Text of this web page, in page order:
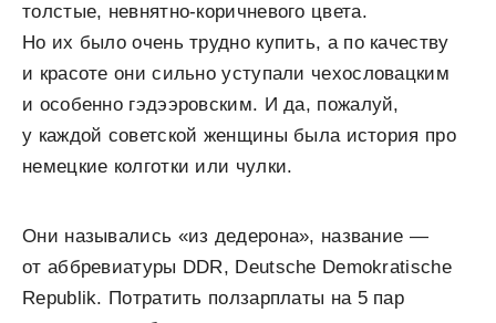
толстые, невнятно-коричневого цвета.
Но их было очень трудно купить, а по качеству
и красоте они сильно уступали чехословацким
и особенно гэдээровским. И да, пожалуй,
у каждой советской женщины была история про
немецкие колготки или чулки.
Они назывались «из дедерона», название —
от аббревиатуры DDR, Deutsche Demokratische
Republik. Потратить ползарплаты на 5 пар